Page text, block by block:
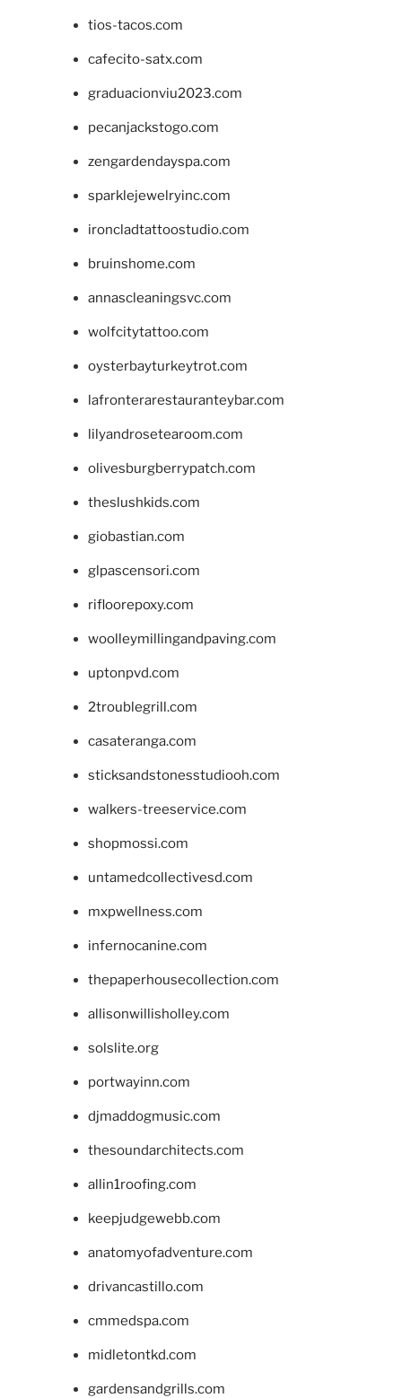
tios-tacos.com
cafecito-satx.com
graduacionviu2023.com
pecanjackstogo.com
zengardendayspa.com
sparklejewelryinc.com
ironcladtattoostudio.com
bruinshome.com
annascleaningsvc.com
wolfcitytattoo.com
oysterbayturkeytrot.com
lafronterarestauranteybar.com
lilyandrosetearoom.com
olivesburgberrypatch.com
theslushkids.com
giobastian.com
glpascensori.com
rifloorepoxy.com
woolleymillingandpaving.com
uptonpvd.com
2troublegrill.com
casateranga.com
sticksandstonesstudiooh.com
walkers-treeservice.com
shopmossi.com
untamedcollectivesd.com
mxpwellness.com
infernocanine.com
thepaperhousecollection.com
allisonwillisholley.com
solslite.org
portwayinn.com
djmaddogmusic.com
thesoundarchitects.com
allin1roofing.com
keepjudgewebb.com
anatomyofadventure.com
drivancastillo.com
cmmedspa.com
midletontkd.com
gardensandgrills.com